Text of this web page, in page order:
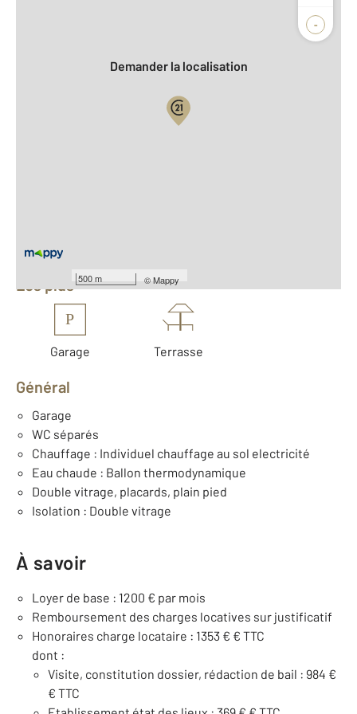
-
500 m ©Mappy
Demander la localisation
Équipements
Les plus
P
Garage Terrasse
Général
Garage
WC séparés
Chauffage : Individuel chauffage au sol electricité
Eau chaude : Ballon thermodynamique
Double vitrage, placards, plain pied
Isolation : Double vitrage
À savoir
Loyer de base : 1200 € par mois
Remboursement des charges locatives sur justificatif
Honoraires charge locataire : 1353 € € TTC
dont :
Visite, constitution dossier, rédaction de bail : 984 €
€ TTC